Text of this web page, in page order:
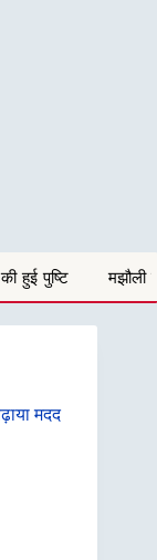
के सामने खड़ी
मदद